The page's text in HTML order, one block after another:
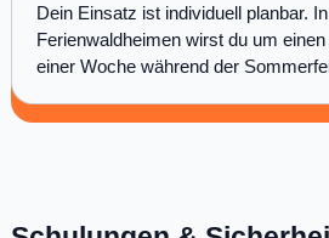
Dein Einsatz ist individuell planbar.
Ferienwaldheimen wirst du um
einer Woche während der